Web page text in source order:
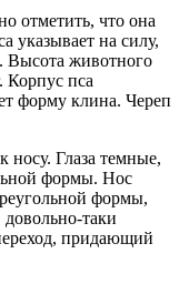
отметить, что она
указывает на силу,
Высота животного
Корпус пса
форму клина. Череп
носу. Глаза темные,
формы. Нос
формы,
таки
придающий